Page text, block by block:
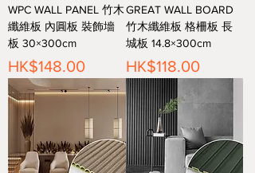
WPC WALL PANEL 竹木
纖維板 內圓板 裝飾墻
板 30×300cm
價格
HK$148.00
GREAT WALL BOARD
竹木纖維板 格柵板 長
城板 14.8×300cm
價格
HK$118.00